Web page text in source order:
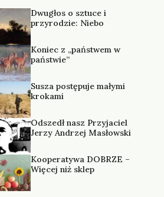
Dwugłos o sztuce i
przyrodzie: Niebo
Koniec z „państwem w
państwie”
Susza postępuje małymi
krokami
Odszedł nasz Przyjaciel
Jerzy Andrzej Masłowski
Kooperatywa DOBRZE –
Więcej niż sklep